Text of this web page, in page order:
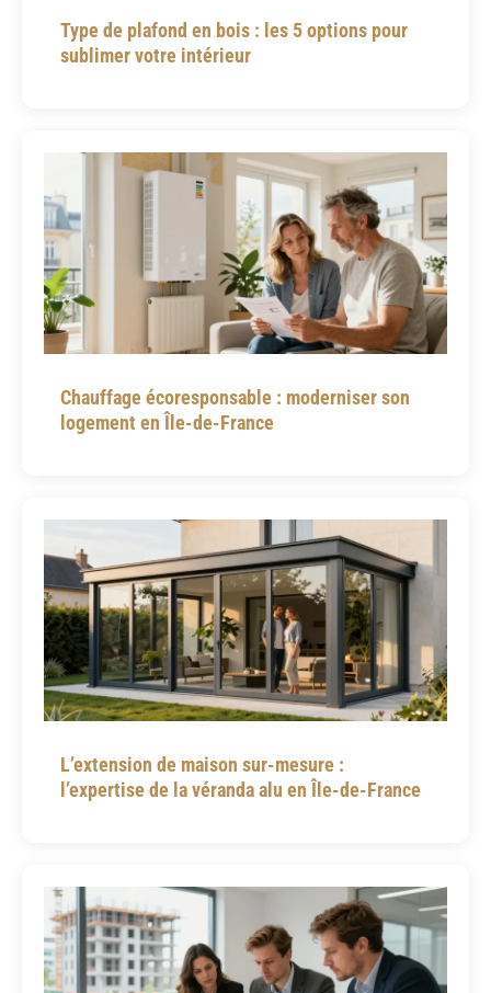
Type de plafond en bois : les 5 options pour
sublimer votre intérieur
Chauffage écoresponsable : moderniser son
logement en Île-de-France
L’extension de maison sur-mesure :
l’expertise de la véranda alu en Île-de-France